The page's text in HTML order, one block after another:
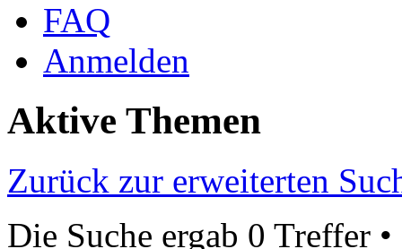
FAQ
Anmelden
Aktive Themen
Zurück zur erweiterten
Die Suche ergab 0 Treffer